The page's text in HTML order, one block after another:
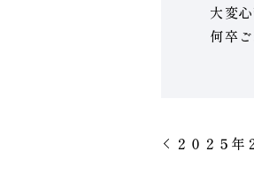
大変心
何卒ご
２０２５年